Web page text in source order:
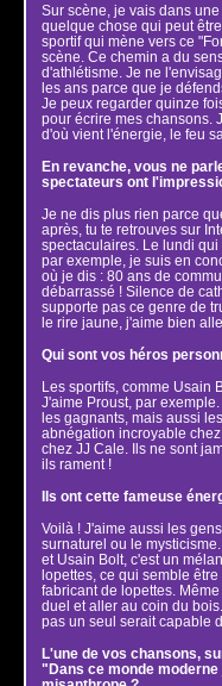
Sur scène, je vais dans
quelque chose qui peut
sportif qui mène vers ce
scène. Ce chemin a du
d'athlétisme. Je ne
les ans parce que je
Je peux regarder quinze
pour écrire mes chansons.
d'où vient l'énergie, le feu
En revanche, vous ne
spectateurs ont
Je ne dis plus rien parce
après, tu te retrouves sur
spectaculaires. Le lundi
par exemple, je suis en
où je dis : 80 ans de
débarrassé ! Silence de
supporte pas ce genre de
le rire jaune, j'aime bien
Qui sont vos héros
Les sportifs, comme Usain
J'aime Proust, par
les gagnants, mais aussi
abnégation incroyable
chez JJ Cale. Ils ne sont
ils rament !
Ils ont cette fameuse
Voilà ! J'aime aussi les
surnaturel ou le
et Usain Bolt, c'est un
lopettes, ce qui semble
fabricant de lopettes.
duel et aller au coin du
pas un seul serait capable
L'une de vos chansons,
"Dans ce monde